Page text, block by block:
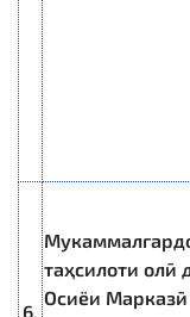
6.
таҳсилоти олӣ
Осиёи Марказӣ